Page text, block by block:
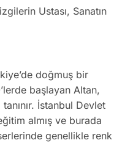
Ustası, Sanatın
doğmuş bir
başlayan Altan,
İstanbul Devlet
almış ve burada
genellikle renk